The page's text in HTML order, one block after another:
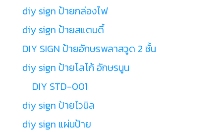
diy sign ป้ายกล่องไฟ
diy sign ป้ายสแตนดี้
DIY SIGN ป้ายอักษรพลาสวูด 2 ชั้น
diy sign ป้ายโลโก้ อักษรนูน
DIY STD-001
diy sign ป้ายไวนิล
diy sign แผ่นป้าย